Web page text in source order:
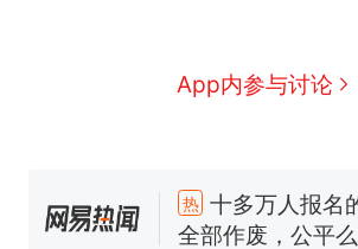
App内参与讨论
全部作废，公平
新
5万的小车卖